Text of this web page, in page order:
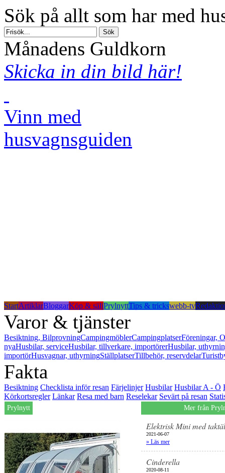
Sök på allt som har med
Månadens Guldkorn
Skicka in din bild här!
Vinn med
husvagnsguiden
StartArtiklarBloggarKöp & säljPrylnyttTips & trickswebb-tv
Varor & tjänster
Besiktning, BilprovningCampingmöblerCampingplatserFöreningar,
nyaHusbilar, serviceHusbilar, tillverkare, importörerHusbilar,
importörHusvagnar, uthyrningStällplatserTillbehör, reservdelar
Fakta
Besiktning Checklista inför resan Färjelinjer Husbilar Husbilar A - Ö
Körkortsregler Länkar Resa med barn Reselekar Sevärt på resan
Prylnytt Mer från
Elektrisk Mini med
2021-06-07
» Läs mer
Cinderella
2020-08-11